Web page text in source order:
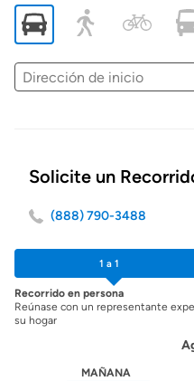
Dirección
de
Calcular
Solicite un
(888) 790-3488
1 a 1
Recorrido en persona
Reúnase con un representante
su hogar
MAÑANA